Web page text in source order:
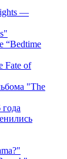
—
“Bedtime
Fate of
"The